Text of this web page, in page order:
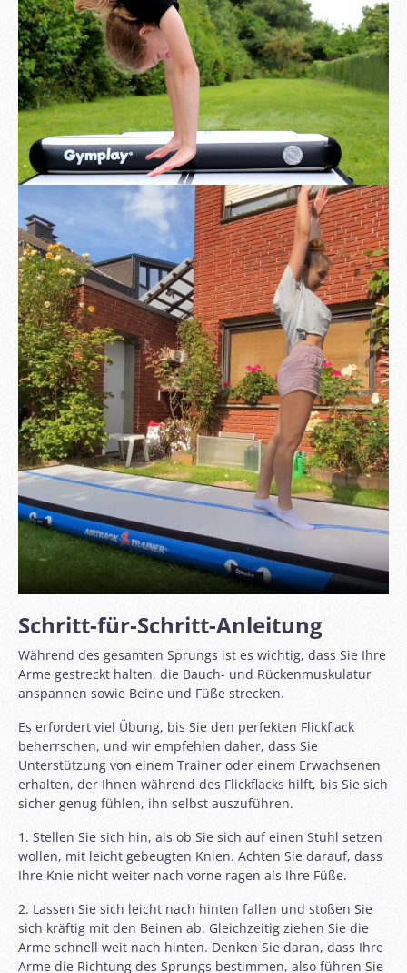
Schritt-für-Schritt-Anleitung
Während des gesamten Sprungs ist es wichtig, dass Sie Ihre
Arme gestreckt halten, die Bauch- und Rückenmuskulatur
anspannen sowie Beine und Füße strecken.
Es erfordert viel Übung, bis Sie den perfekten Flickflack
beherrschen, und wir empfehlen daher, dass Sie
Unterstützung von einem Trainer oder einem Erwachsenen
erhalten, der Ihnen während des Flickflacks hilft, bis Sie sich
sicher genug fühlen, ihn selbst auszuführen.
1. Stellen Sie sich hin, als ob Sie sich auf einen Stuhl setzen
wollen, mit leicht gebeugten Knien. Achten Sie darauf, dass
Ihre Knie nicht weiter nach vorne ragen als Ihre Füße.
2. Lassen Sie sich leicht nach hinten fallen und stoßen Sie
sich kräftig mit den Beinen ab. Gleichzeitig ziehen Sie die
Arme schnell weit nach hinten. Denken Sie daran, dass Ihre
Arme die Richtung des Sprungs bestimmen, also führen Sie